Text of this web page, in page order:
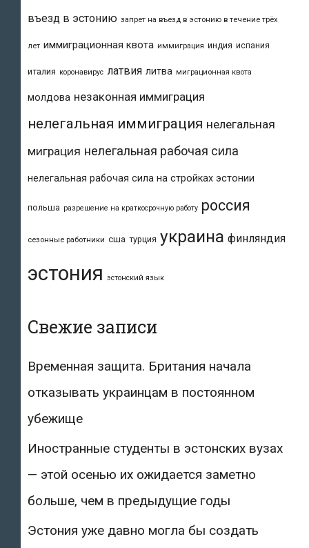
въезд в эстонию запрет на въезд в эстонию в течение трёх
лет иммиграционная квота иммиграция индия испания
италия коронавирус латвия литва миграционная квота
молдова незаконная иммиграция
нелегальная иммиграция нелегальная
миграция нелегальная рабочая сила
нелегальная рабочая сила на стройках эстонии
польша разрешение на краткосрочную работу россия
сезонные работники сша турция украина финляндия
эстония эстонский язык
Свежие записи
Временная защита. Британия начала
отказывать украинцам в постоянном
убежище
Иностранные студенты в эстонских вузах
— этой осенью их ожидается заметно
больше, чем в предыдущие годы
Эстония уже давно могла бы создать